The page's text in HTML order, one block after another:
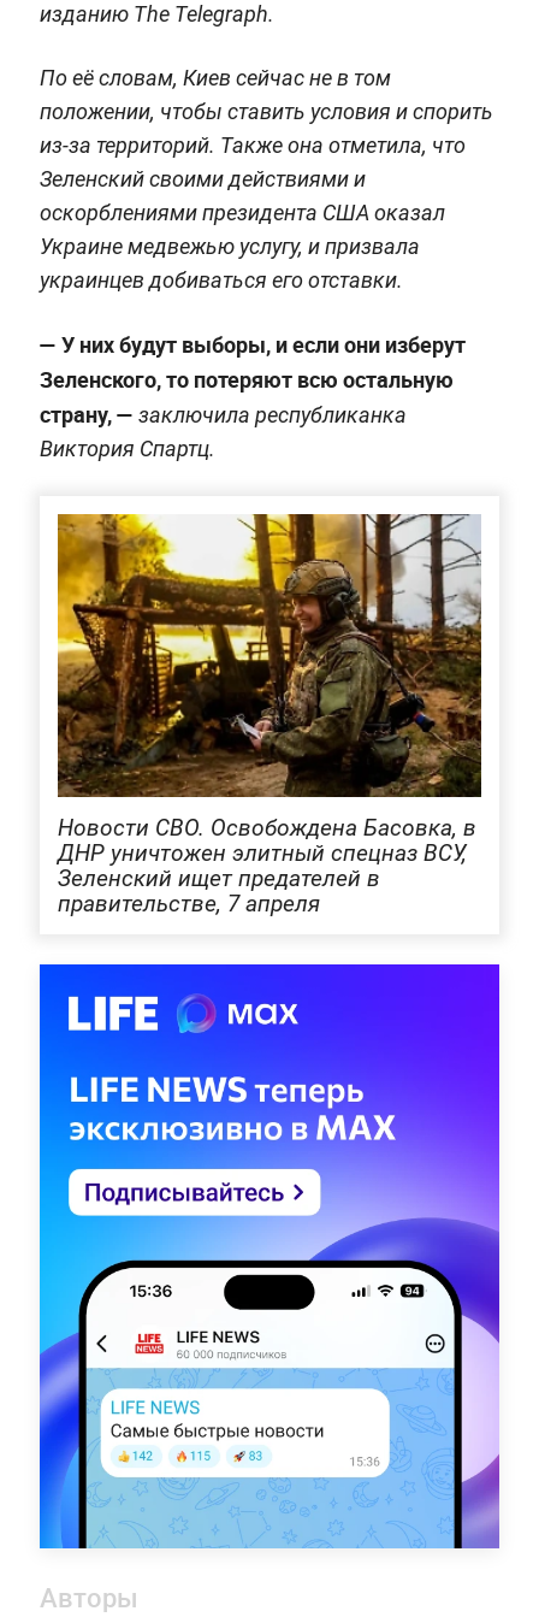
изданию The Telegraph.
По её словам, Киев сейчас не в том
положении, чтобы ставить условия и спорить
из-за территорий. Также она отметила, что
Зеленский своими действиями и
оскорблениями президента США оказал
Украине медвежью услугу, и призвала
украинцев добиваться его отставки.
— У них будут выборы, и если они изберут
Зеленского, то потеряют всю остальную
страну, — заключила республиканка
Виктория Спартц.
Новости СВО. Освобождена Басовка, в
ДНР уничтожен элитный спецназ ВСУ,
Зеленский ищет предателей в
правительстве, 7 апреля
Авторы